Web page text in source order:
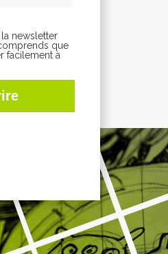
newsletter
que
facilement à